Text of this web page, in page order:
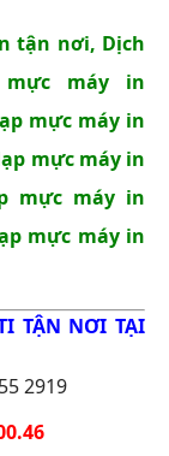
tận nơi, Dịch
mực máy in
mực máy in
ạp mực máy in
mực máy in
mực máy in
TẬN NƠI TẠI
2919